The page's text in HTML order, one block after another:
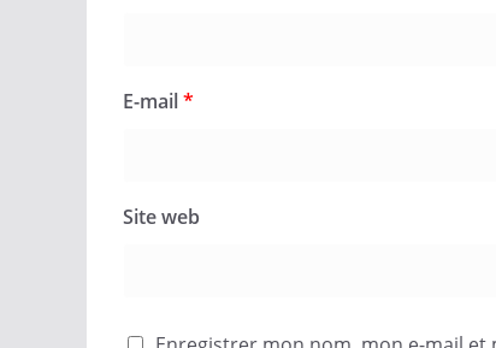
E-mail*
Site web